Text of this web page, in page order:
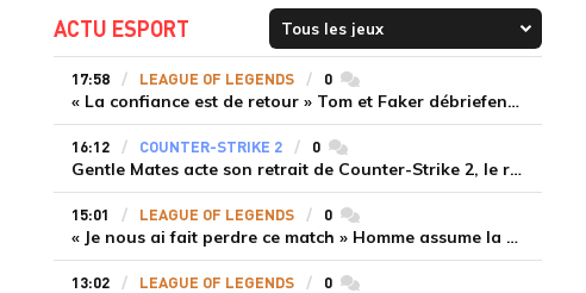
ACTU ESPORT
17:58 LEAGUE OF LEGENDS 0commentaires
« La confiance est de retour » Tom et Faker débriefent la victoire convaincante de T1 face à Dplus KIA
16:12 COUNTER-STRIKE 2 0commentaires
Gentle Mates acte son retrait de Counter-Strike 2, le roster ibérique libéré
15:01 LEAGUE OF LEGENDS 0commentaires
« Je nous ai fait perdre ce match » Homme assume la responsabilité de la défaite de HLE face à Gen.G
13:02 LEAGUE OF LEGENDS 0commentaires